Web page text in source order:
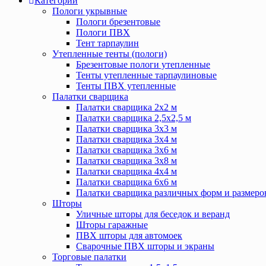
Пологи укрывные
Пологи брезентовые
Пологи ПВХ
Тент тарпаулин
Утепленные тенты (пологи)
Брезентовые пологи утепленные
Тенты утепленные тарпаулиновые
Тенты ПВХ утепленные
Палатки сварщика
Палатки сварщика 2х2 м
Палатки сварщика 2,5х2,5 м
Палатки сварщика 3х3 м
Палатки сварщика 3х4 м
Палатки сварщика 3х6 м
Палатки сварщика 3х8 м
Палатки сварщика 4х4 м
Палатки сварщика 6х6 м
Палатки сварщика различных форм и
Шторы
Уличные шторы для беседок и веранд
Шторы гаражные
ПВХ шторы для автомоек
Сварочные ПВХ шторы и экраны
Торговые палатки